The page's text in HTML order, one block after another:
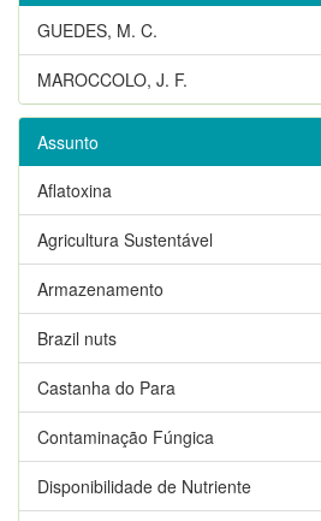
GUEDES, M. C.
MAROCCOLO, J. F.
Assunto
Aflatoxina
Agricultura Sustentável
Armazenamento
Brazil nuts
Castanha do Para
Contaminação Fúngica
Disponibilidade de Nutriente